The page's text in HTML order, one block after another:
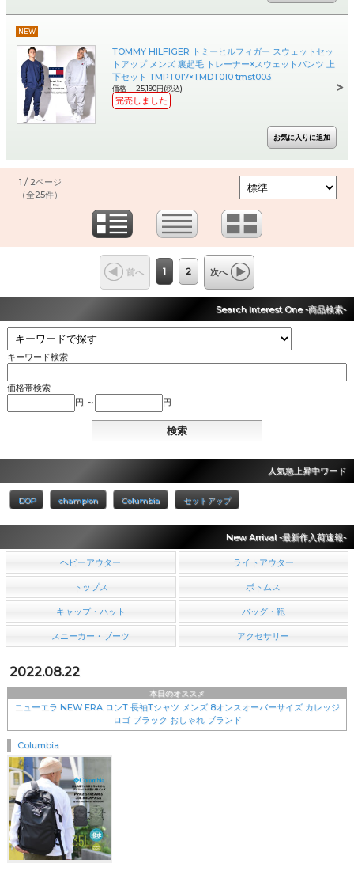
NEW
TOMMY HILFIGER トミーヒルフィガー スウェットセッ
トアップ メンズ 裏起毛 トレーナー×スウェットパンツ 上
下セット TMPT017×TMDT010 tmst003
価格： 25,190円(税込)
完売しました
1 / 2ページ
（全25件）
前へ 1 2 次へ
Search Interest One -商品検索-
キーワード検索
価格帯検索
円 ～
円
人気急上昇中ワード
DOP champion Columbia セットアップ
New Arrival -最新作入荷速報-
ヘビーアウター ライトアウター
トップス ボトムス
キャップ・ハット バッグ・鞄
スニーカー・ブーツ アクセサリー
2022.08.22
本日のオススメ
ニューエラ NEW ERA ロンT 長袖Tシャツ メンズ 8オンスオーバーサイズ カレッジ
ロゴ ブラック おしゃれ ブランド
Columbia